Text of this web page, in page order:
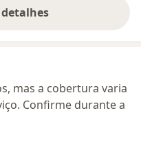
o endereço
mas a cobertura varia
Confirme durante a